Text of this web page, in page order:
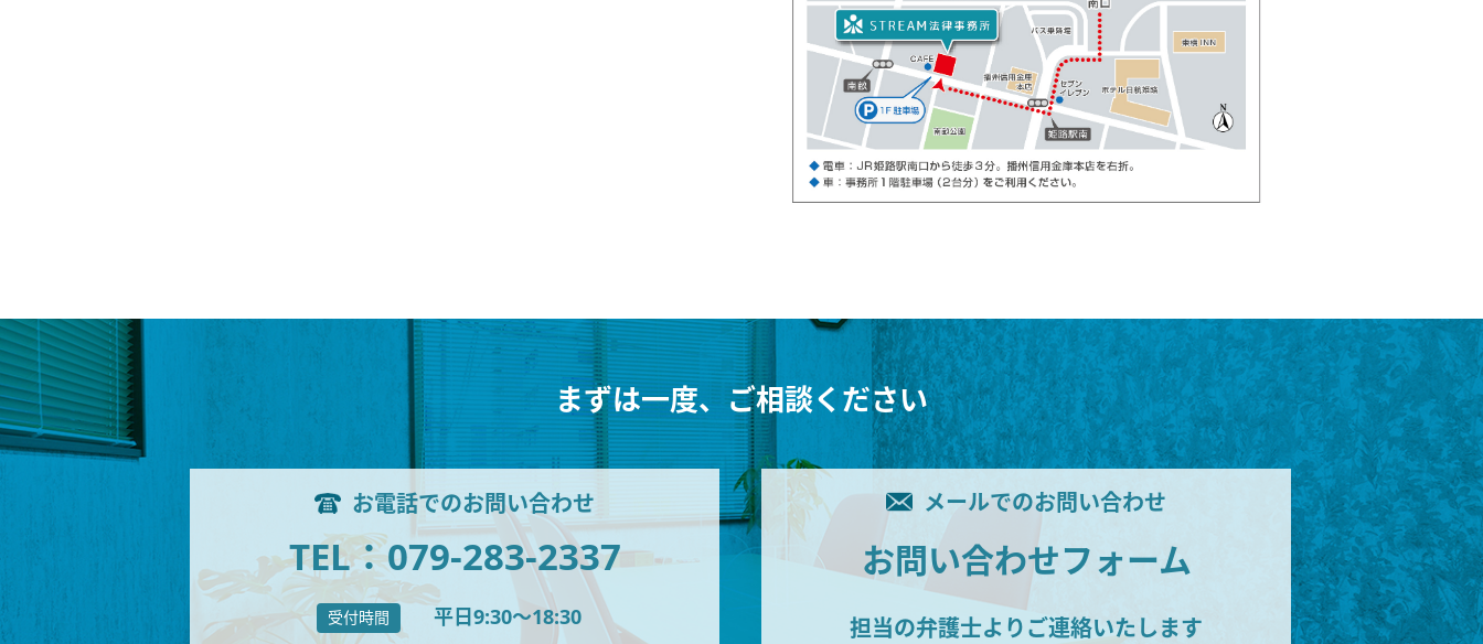
まずは一度、ご相談ください
お電話でのお問い合わせ
TEL：079-283-2337
受付時間 平日9:30〜18:30
メールでのお問い合わせ
お問い合わせフォーム
担当の弁護士よりご連絡いたします